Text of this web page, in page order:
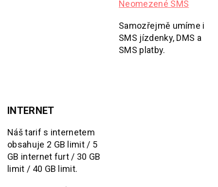
Neomezené SMS
Samozřejmě umíme i
SMS jízdenky, DMS a
SMS platby.
INTERNET
Náš tarif s internetem
obsahuje 2 GB limit / 5
GB internet furt / 30 GB
limit / 40 GB limit.